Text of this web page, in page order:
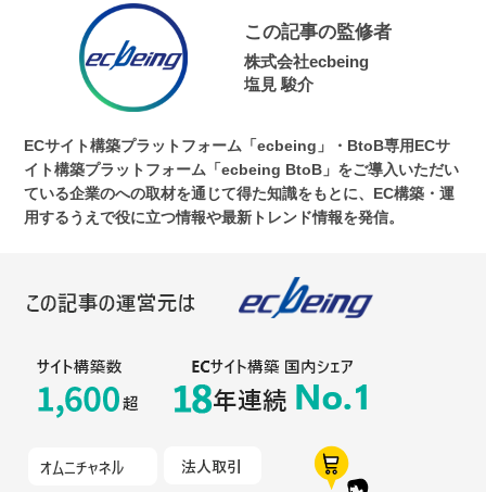
この記事の監修者
株式会社ecbeing
塩見 駿介
ECサイト構築プラットフォーム「ecbeing」・BtoB専用ECサ
イト構築プラットフォーム「ecbeing BtoB」をご導入いただい
ている企業のへの取材を通じて得た知識をもとに、EC構築・運
用するうえで役に立つ情報や最新トレンド情報を発信。